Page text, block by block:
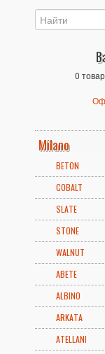
0
Milano
BETON
COBALT
SLATE
STONE
WALNUT
ABETE
ALBINO
ARKATA
ATELLANI